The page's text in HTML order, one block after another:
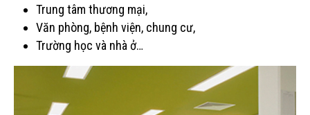
Trung tâm thương mại,
Văn phòng, bệnh viện, chung cư,
Trường học và nhà ở…